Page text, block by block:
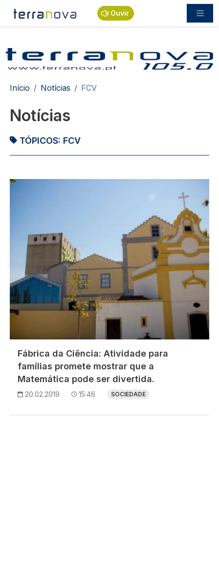
Passar para o conteúdo principal
Ouvir
Navegação estrutural
Início Notícias FCV
Notícias
TÓPICOS: FCV
Imagem
Fábrica da Ciência: Atividade para
famílias promete mostrar que a
Matemática pode ser divertida.
20.02.2019 15:46 SOCIEDADE